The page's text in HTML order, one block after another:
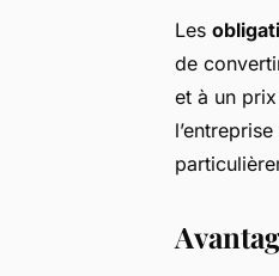
Les
de
et à un